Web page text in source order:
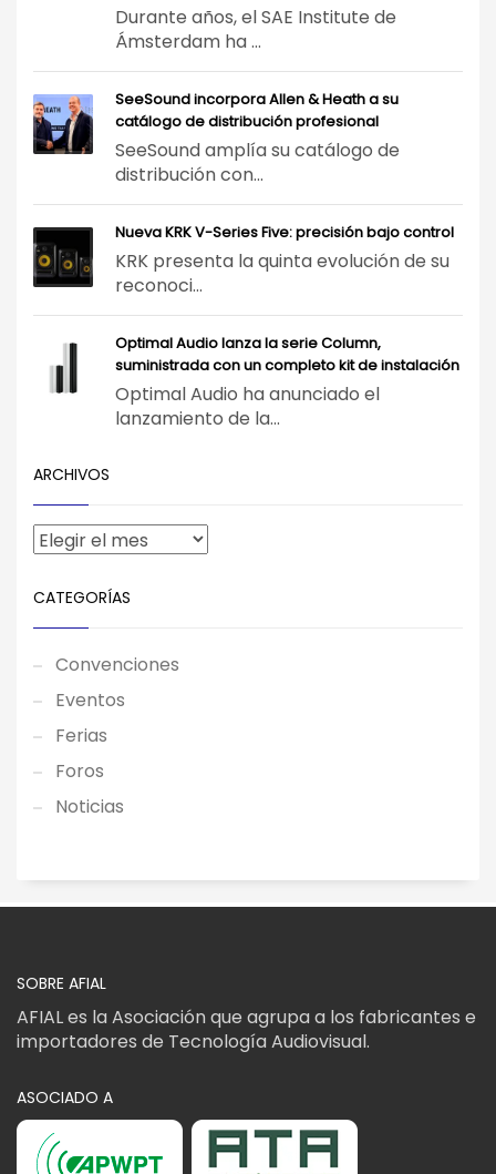
Durante años, el SAE Institute de
Ámsterdam ha ...
SeeSound incorpora Allen & Heath a su
catálogo de distribución profesional
SeeSound amplía su catálogo de
distribución con...
Nueva KRK V-Series Five: precisión bajo control
KRK presenta la quinta evolución de su
reconoci...
Optimal Audio lanza la serie Column,
suministrada con un completo kit de instalación
Optimal Audio ha anunciado el
lanzamiento de la...
ARCHIVOS
CATEGORÍAS
Convenciones
Eventos
Ferias
Foros
Noticias
SOBRE AFIAL
AFIAL es la Asociación que agrupa a los fabricantes e
importadores de Tecnología Audiovisual.
ASOCIADO A